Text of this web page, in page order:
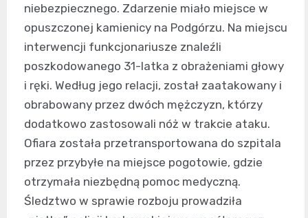
niebezpiecznego. Zdarzenie miało miejsce w
opuszczonej kamienicy na Podgórzu. Na miejscu
interwencji funkcjonariusze znaleźli
poszkodowanego 31-latka z obrażeniami głowy
i ręki. Według jego relacji, został zaatakowany i
obrabowany przez dwóch mężczyzn, którzy
dodatkowo zastosowali nóż w trakcie ataku.
Ofiara została przetransportowana do szpitala
przez przybyłe na miejsce pogotowie, gdzie
otrzymała niezbędną pomoc medyczną.
Śledztwo w sprawie rozboju prowadziła